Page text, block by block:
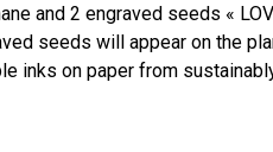
and 2 engraved seeds «
seeds will appear on the
inks on paper from